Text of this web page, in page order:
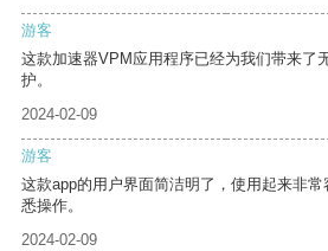
游客
这款加速器VPM应用程序已经为我们带来了
护。
2024-02-09
游客
这款app的用户界面简洁明了，使用起来非
悉操作。
2024-02-09